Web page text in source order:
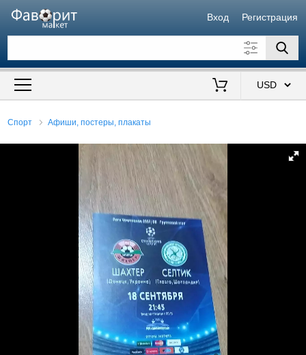
Вход Регистрация
Искать также в описании
Спорт Афиши, постеры, плакаты